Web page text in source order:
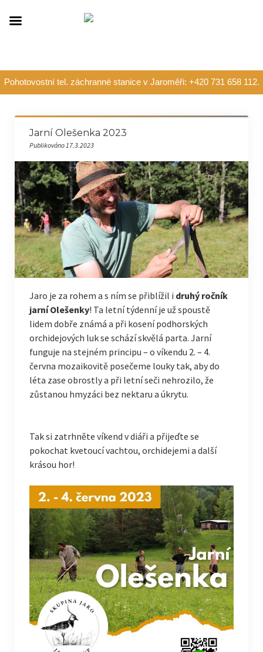
Pohotovostní tel. záchranné stanice v Jaroměři: +420 731 658 112.
Jarní Olešenka 2023
Publikováno 17.3.2023
Jaro je za rohem a s ním se přiblížil i druhý ročník
jarní Olešenky! Ta letní týdenní je už spoustě
lidem dobře známá a při kosení podhorských
orchidejových luk se schází skvělá parta. Jarní
funguje na stejném principu – o víkendu 2. – 4.
června mozaikovitě posečeme louky tak, aby do
léta zase obrostly a při letní seči nehrozilo, že
zůstanou hmyzáci bez nektaru a úkrytu.
Tak si zatrhněte víkend v diáři a přijeďte se
pokochat kvetoucí vachtou, orchidejemi a další
krásou hor!